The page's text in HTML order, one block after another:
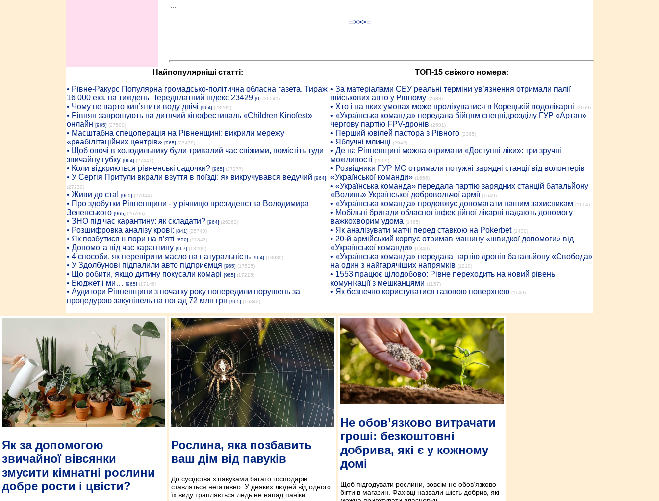
...
=>>>=
Найпопулярніші статті:
• Рiвне-Ракурс Популярна громадсько-політична обласна газета. Тираж
16 000 екз. на тиждень Передплатний індекс 23429 [0] (36041)
• Чому не варто кип’ятити воду двічі [964] (28209)
• Рівнян запрошують на дитячий кінофестиваль «Children Kinofest»
онлайн [965] (27500)
• Масштабна спецоперація на Рівненщині: викрили мережу
«реабілітаційних центрів» [965] (27478)
• Щоб овочі в холодильнику були тривалий час свіжими, помістіть туди
звичайну губку [964] (27441)
• Коли відкриються рівненські садочки? [965] (27277)
• У Сергія Притули вкрали взуття в поїзді: як викручувався ведучий [964]
(27230)
• Живи до ста! [965] (27044)
• Про здобутки Рівненщини - у річницю президенства Володимира
Зеленського [965] (26706)
• ЗНО під час карантину: як складати? [964] (26262)
• Розшифровка аналізу крові: [841] (25740)
• Як позбутися шпори на п’яті [850] (21343)
• Допомога під час карантину [967] (18209)
• 4 способи, як перевірити масло на натуральність [964] (18039)
• У Здолбунові підпалили авто підприємця [965] (17525)
• Що робити, якщо дитину покусали комарі [965] (17215)
• Бюджет і ми… [965] (17146)
• Аудитори Рівненщини з початку року попередили порушень за
процедурою закупівель на понад 72 млн грн [965] (16842)
ТОП-15 свіжого номера:
• За матеріалами СБУ реальні терміни ув’язнення отримали палії
військових авто у Рівному (2688)
• Хто і на яких умовах може пролікуватися в Корецькій водолікарні (2669)
• «Українська команда» передала бійцям спецпідрозділу ГУР «Артан»
чергову партію FPV-дронів (2501)
• Перший ювілей пастора з Рівного (2365)
• Яблучні млинці (2042)
• Де на Рівненщині можна отримати «Доступні ліки»: три зручні
можливості (2009)
• Розвідники ГУР МО отримали потужні зарядні станції від волонтерів
«Української команди» (1656)
• «Українська команда» передала партію зарядних станцій батальйону
«Волинь» Української добровольчої армії (1649)
• «Українська команда» продовжує допомагати нашим захисникам (1614)
• Мобільні бригади обласної інфекційної лікарні надають допомогу
важкохворим удома (1465)
• Як аналізувати матчі перед ставкою на Pokerbet (1430)
• 20-й армійський корпус отримав машину «швидкої допомоги» від
«Української команди» (1340)
• «Українська команда» передала партію дронів батальйону «Свобода»
на один з найгарячіших напрямків (1210)
• 1553 працює цілодобово: Рівне переходить на новий рівень
комунікації з мешканцями (1157)
• Як безпечно користуватися газовою поверхнею (1149)
Як за допомогою
звичайної вівсянки
змусити кімнатні рослини
добре рости і цвісти?
Рослина, яка позбавить
ваш дім від павуків
До сусідства з павуками багато господарів
ставляться негативно. У деяких людей від одного
їх виду трапляється ледь не напад паніки.
Не обов’язково витрачати
гроші: безкоштовні
добрива, які є у кожному
домі
Щоб підгодувати рослини, зовсім не обов’язково
бігти в магазин. Фахівці назвали шість добрив, які